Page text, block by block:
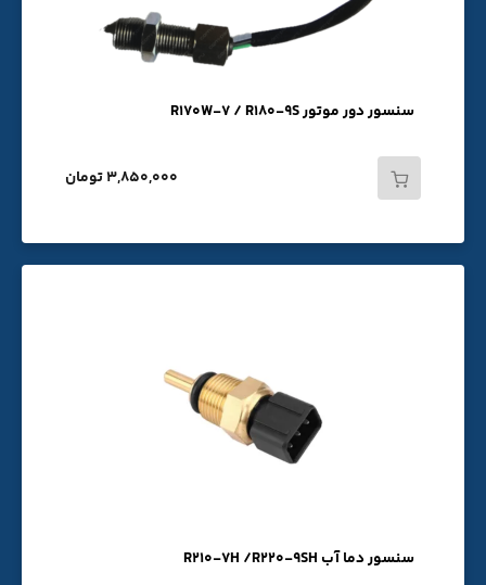
سنسور دور موتور R170W-7 / R180-9S
3,850,000 تومان
سنسور دما آب R210-7H /R220-9SH